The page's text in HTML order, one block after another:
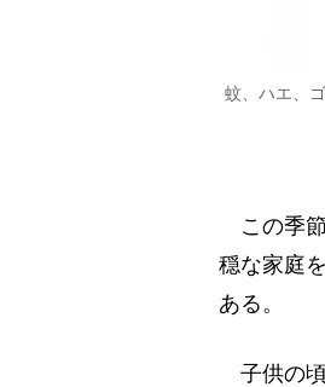
蚊、ハエ、
この季節
穏な家庭
ある。
子供の頃